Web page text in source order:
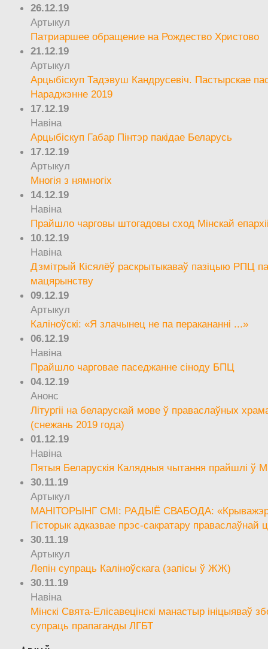
26.12.19
Артыкул
Патриаршее обращение на Рождество Христово
21.12.19
Артыкул
Арцыбіскуп Тадэвуш Кандрусевіч. Пастырскае
Нараджэнне 2019
17.12.19
Навіна
Арцыбіскуп Габар Пінтэр пакідае Беларусь
17.12.19
Артыкул
Многія з нямногіх
14.12.19
Навіна
Прайшло чарговы штогадовы сход Мінскай
10.12.19
Навіна
Дзмітрый Кісялёў раскрытыкаваў пазіцыю РПЦ
мацярынству
09.12.19
Артыкул
Каліноўскі: «Я злачынец не па перакананні ...»
06.12.19
Навіна
Прайшло чарговае паседжанне сіноду БПЦ
04.12.19
Анонс
Літургіі на беларускай мове ў праваслаўных
(снежань 2019 года)
01.12.19
Навіна
Пятыя Беларускія Калядныя чытання прайшлі ў
30.11.19
Артыкул
МАНІТОРЫНГ СМІ: РАДЫЁ СВАБОДА:
Гісторык адказвае прэс-сакратару праваслаўнай
30.11.19
Артыкул
Лепін супраць Каліноўскага (запісы ў ЖЖ)
30.11.19
Навіна
Мінскі Свята-Елісавецінскі манастыр ініцыяваў
супраць прапаганды ЛГБТ